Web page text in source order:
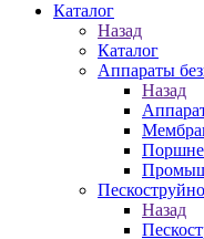
Каталог
Назад
Каталог
Аппараты
Назад
Назад